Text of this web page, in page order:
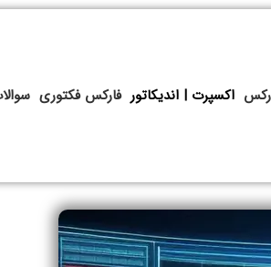
اکسپرت | اندیکاتور فارکس فکتوری